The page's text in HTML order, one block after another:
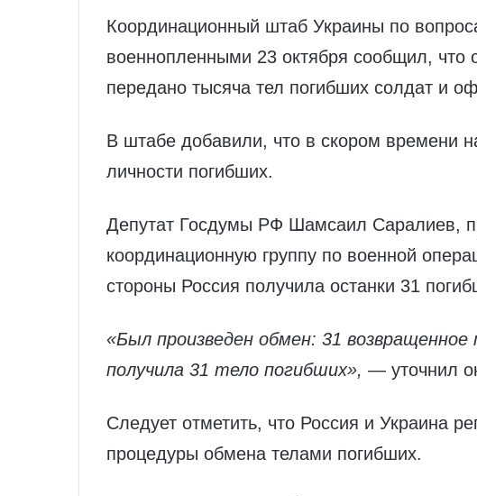
Координационный штаб Украины по
военнопленными 23 октября сообщил, что
передано тысяча тел погибших солдат и
В штабе добавили, что в скором времени
личности погибших.
Депутат Госдумы РФ Шамсаил Саралиев,
координационную группу по военной
стороны Россия получила останки 31
«Был произведен обмен: 31
получила 31 тело погибших», — уточнил
Следует отметить, что Россия и Украина
процедуры обмена телами погибших.